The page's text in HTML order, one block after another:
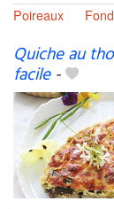
Poireaux
Quiche au
facile-